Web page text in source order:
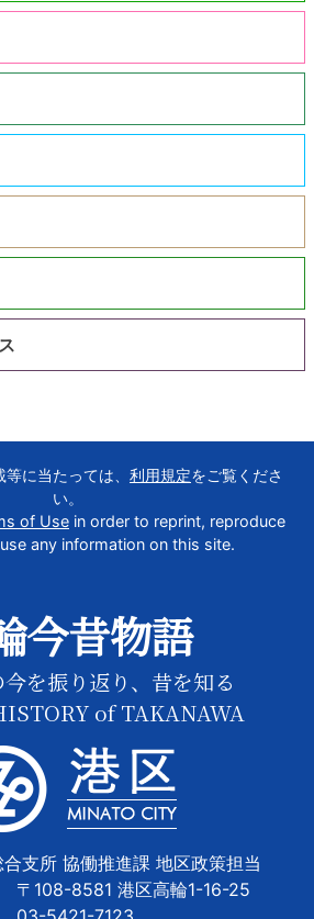
に当たっては、 利用規定をご覧くださ
い。
of Use in order to reprint, reproduce
any information on this site.
今昔物語
を振り返り、昔を知る
of TAKANAWA
支所 協働推進課 地区政策担当
〒108-8581 港区高輪1-16-25